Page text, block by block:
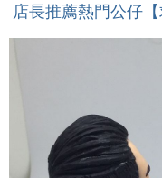
店長推薦熱門公仔【